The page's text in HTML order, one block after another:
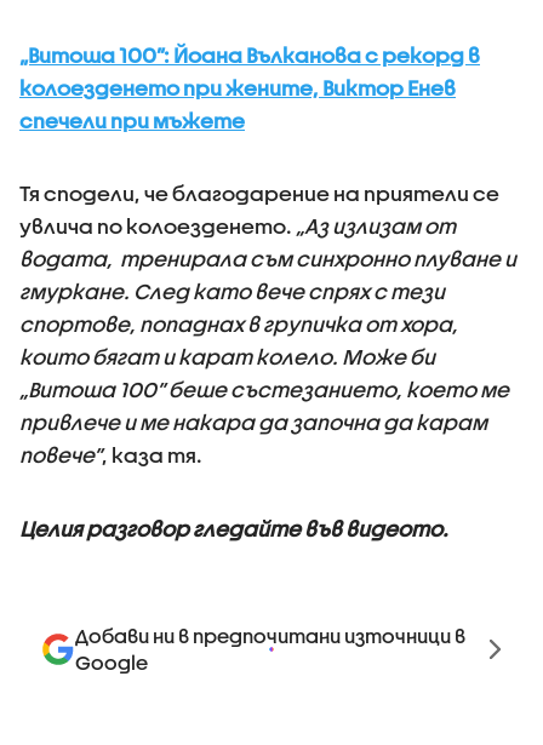
„Витоша 100”: Йоана Вълканова с рекорд в
колоезденето при жените, Виктор Енев
спечели при мъжете
Тя сподели, че благодарение на приятели се
увлича по колоезденето. „Аз излизам от
водата, тренирала съм синхронно плуване и
гмуркане. След като вече спрях с тези
спортове, попаднах в групичка от хора,
които бягат и карат колело. Може би
„Витоша 100” беше състезанието, което ме
привлече и ме накара да започна да карам
повече”, каза тя.
Целия разговор гледайте във видеото.
Добави ни в предпочитани източници в
Google